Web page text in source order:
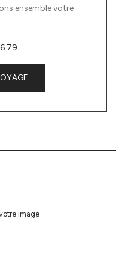
ensemble votre
79
image